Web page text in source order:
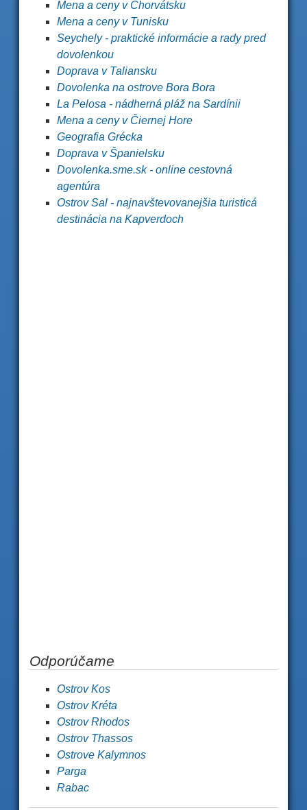
Mena a ceny v Chorvátsku
Mena a ceny v Tunisku
Seychely - praktické informácie a rady pred
dovolenkou
Doprava v Taliansku
Dovolenka na ostrove Bora Bora
La Pelosa - nádherná pláž na Sardínii
Mena a ceny v Čiernej Hore
Geografia Grécka
Doprava v Španielsku
Dovolenka.sme.sk - online cestovná
agentúra
Ostrov Sal - najnavštevovanejšia turisticá
destinácia na Kapverdoch
Odporúčame
Ostrov Kos
Ostrov Kréta
Ostrov Rhodos
Ostrov Thassos
Ostrove Kalymnos
Parga
Rabac